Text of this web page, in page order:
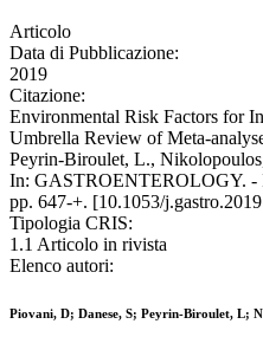
Articolo
Data di Pubblicazione:
2019
Citazione:
Environmental Risk Factors for
Umbrella Review of Meta-
Peyrin-Biroulet, L.,
In: GASTROENTEROLOGY. -
pp. 647-+. [10.1053/
Tipologia CRIS:
1.1 Articolo in rivista
Elenco autori:
Piovani, D; Danese, S; Peyrin-Biroulet, L;